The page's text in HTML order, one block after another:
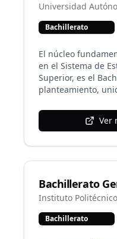
Universidad
Bachillerato
El núcleo
en el Sistema de
Superior, es el
planteamiento,
variantes. Este
duración de
cursadas en línea
Institucional de la
y exámenes.
Ver
Bachillerato
Instituto
Bachillerato